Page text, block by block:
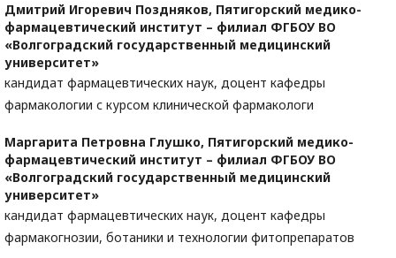
Дмитрий Игоревич Поздняков, Пятигорский медико-
фармацевтический институт – филиал ФГБОУ ВО
«Волгоградский государственный медицинский
университет»
кандидат фармацевтических наук, доцент кафедры
фармакологии с курсом клинической фармакологи
Маргарита Петровна Глушко, Пятигорский медико-
фармацевтический институт – филиал ФГБОУ ВО
«Волгоградский государственный медицинский
университет»
кандидат фармацевтических наук, доцент кафедры
фармакогнозии, ботаники и технологии фитопрепаратов